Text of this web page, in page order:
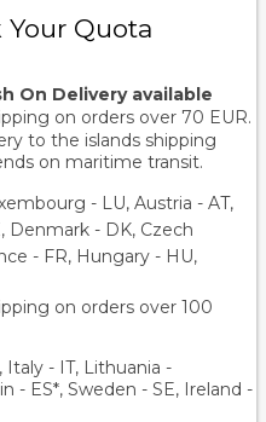
Quota
On Delivery available
on orders over 70 EUR.
to the islands shipping
on maritime transit.
- LU, Austria - AT,
Denmark - DK, Czech
- FR, Hungary - HU,
on orders over 100
Italy - IT, Lithuania -
- ES*, Sweden - SE, Ireland -